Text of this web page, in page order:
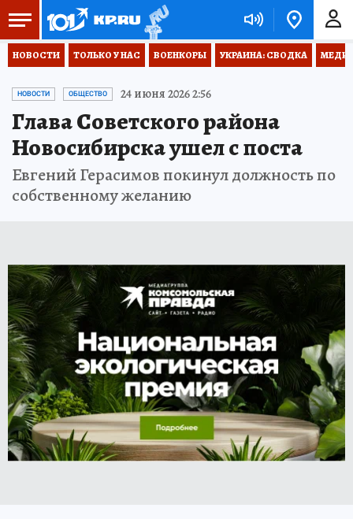
НОВОСТИ ТОЛЬКО У НАС ВОЕНКОРЫ УКРАИНА: СВОДКА
НОВОСТИ ОБЩЕСТВО 24 июня 2026 2:56
Глава Советского района
Новосибирска ушел с поста
Евгений Герасимов покинул должность по
собственному желанию